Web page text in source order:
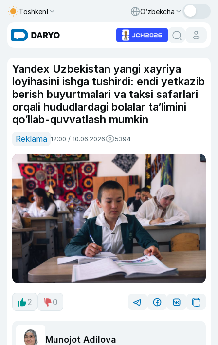
Toshkent O‘zbekcha
Yandex Uzbekistan yangi xayriya
loyihasini ishga tushirdi: endi yetkazib
berish buyurtmalari va taksi safarlari
orqali hududlardagi bolalar ta’limini
qo‘llab-quvvatlash mumkin
Reklama 12:00 / 10.06.2026 5394
2 0
Munojot Adilova